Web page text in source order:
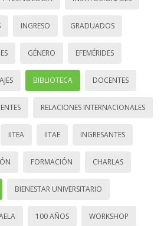
INGRESO GRADUADOS
GÉNERO EFEMÉRIDES
BIBLIOTECA DOCENTES
RELACIONES INTERNACIONALES
IITEA IITAE INGRESANTES
FORMACIÓN CHARLAS
BIENESTAR UNIVERSITARIO
100 AÑOS WORKSHOP